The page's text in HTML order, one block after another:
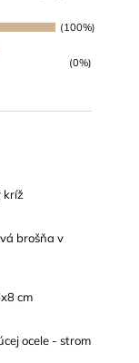
(100%)
(0%)
kríž
brošňa v
cm
ocele - strom